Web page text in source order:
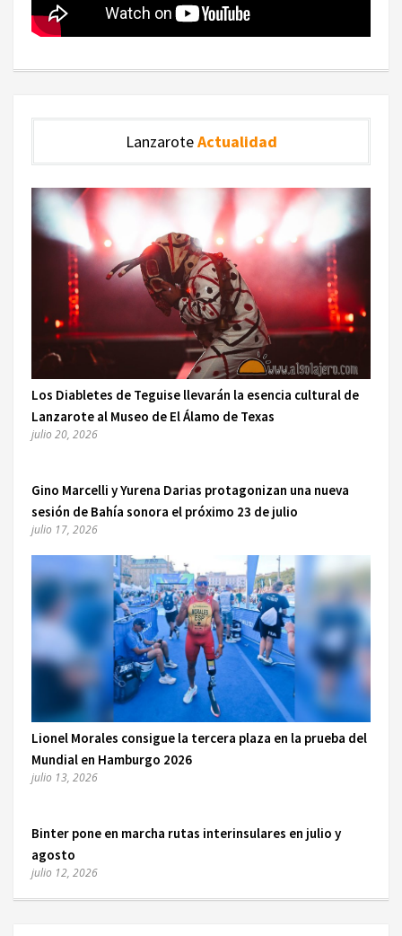
LanzaroteActualidad
Los Diabletes de Teguise llevarán la esencia cultural de
Lanzarote al Museo de El Álamo de Texas
julio 20, 2026
Gino Marcelli y Yurena Darias protagonizan una nueva
sesión de Bahía sonora el próximo 23 de julio
julio 17, 2026
Lionel Morales consigue la tercera plaza en la prueba del
Mundial en Hamburgo 2026
julio 13, 2026
Binter pone en marcha rutas interinsulares en julio y
agosto
julio 12, 2026